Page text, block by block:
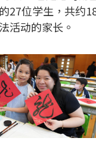
27位学生，共约
活动的家长。